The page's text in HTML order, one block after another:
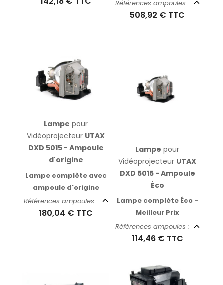
Références ampoules :
508,92 € TTC
Lampe pour
Vidéoprojecteur UTAX
DXD 5015 - Ampoule
d'origine
Lampe complète avec
ampoule d'origine
Références ampoules :
180,04 € TTC
Lampe pour
Vidéoprojecteur UTAX
DXD 5015 - Ampoule
Éco
Lampe complète Éco -
Meilleur Prix
Références ampoules :
114,46 € TTC